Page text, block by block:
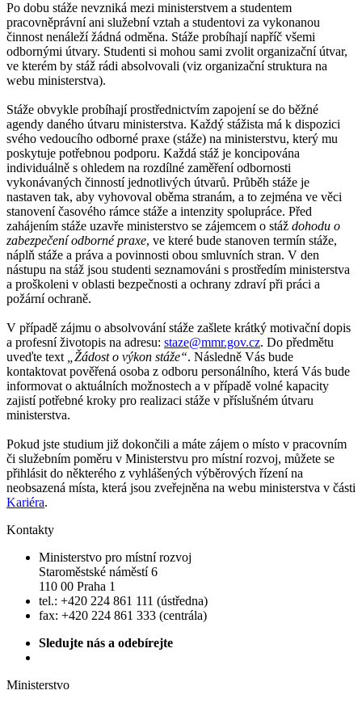
Po dobu stáže nevzniká mezi ministerstvem a studentem
pracovněprávní ani služební vztah a studentovi za vykonanou
činnost nenáleží žádná odměna. Stáže probíhají napříč všemi
odbornými útvary. Studenti si mohou sami zvolit organizační útvar,
ve kterém by stáž rádi absolvovali (viz organizační struktura na
webu ministerstva).
Stáže obvykle probíhají prostřednictvím zapojení se do běžné
agendy daného útvaru ministerstva. Každý stážista má k dispozici
svého vedoucího odborné praxe (stáže) na ministerstvu, který mu
poskytuje potřebnou podporu. Každá stáž je koncipována
individuálně s ohledem na rozdílné zaměření odbornosti
vykonávaných činností jednotlivých útvarů. Průběh stáže je
nastaven tak, aby vyhovoval oběma stranám, a to zejména ve věci
stanovení časového rámce stáže a intenzity spolupráce. Před
zahájením stáže uzavře ministerstvo se zájemcem o stáž dohodu o
zabezpečení odborné praxe, ve které bude stanoven termín stáže,
náplň stáže a práva a povinnosti obou smluvních stran. V den
nástupu na stáž jsou studenti seznamováni s prostředím ministerstva
a proškoleni v oblasti bezpečnosti a ochrany zdraví při práci a
požární ochraně.
V případě zájmu o absolvování stáže zašlete krátký motivační dopis
a profesní životopis na adresu: staze@mmr.gov.cz. Do předmětu
uveďte text „Žádost o výkon stáže“. Následně Vás bude
kontaktovat pověřená osoba z odboru personálního, která Vás bude
informovat o aktuálních možnostech a v případě volné kapacity
zajistí potřebné kroky pro realizaci stáže v příslušném útvaru
ministerstva.
Pokud jste studium již dokončili a máte zájem o místo v pracovním
či služebním poměru v Ministerstvu pro místní rozvoj, můžete se
přihlásit do některého z vyhlášených výběrových řízení na
neobsazená místa, která jsou zveřejněna na webu ministerstva v části
Kariéra.
Kontakty
Ministerstvo pro místní rozvoj
Staroměstské náměstí 6
110 00 Praha 1
tel.: +420 224 861 111 (ústředna)
fax: +420 224 861 333 (centrála)
Sledujte nás a odebírejte
Ministerstvo